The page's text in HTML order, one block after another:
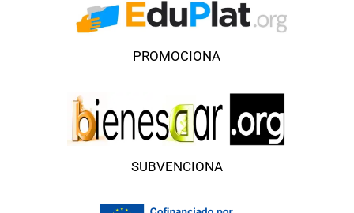
PROMOCIONA
SUBVENCIONA